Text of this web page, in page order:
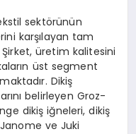
sektörünün
karşılayan tam
üretim kalitesini
üst segment
Dikiş
belirleyen Groz-
dikiş iğneleri, dikiş
ve Juki